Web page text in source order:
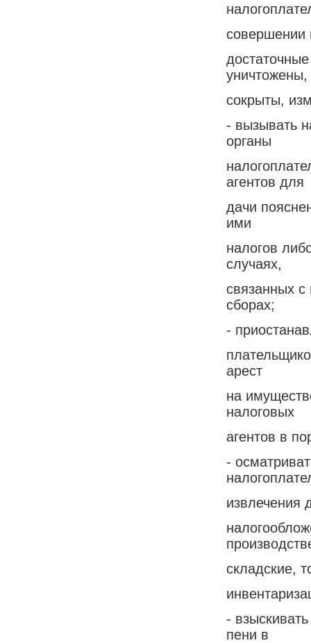
совершении
уничтожены,
сокрыты,
- вызывать
органы
агентов для
дачи
ими
налогов
случаях,
связанных с
сборах;
-
арест
на
налоговых
агентов в
-
извлечения
складские,
-
пени в